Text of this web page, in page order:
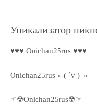
Уникализатор
♥♥♥ Onichan25rus ♥♥♥
Onichan25rus »-( `v )–»
☜☢Onichan25rus☢☞